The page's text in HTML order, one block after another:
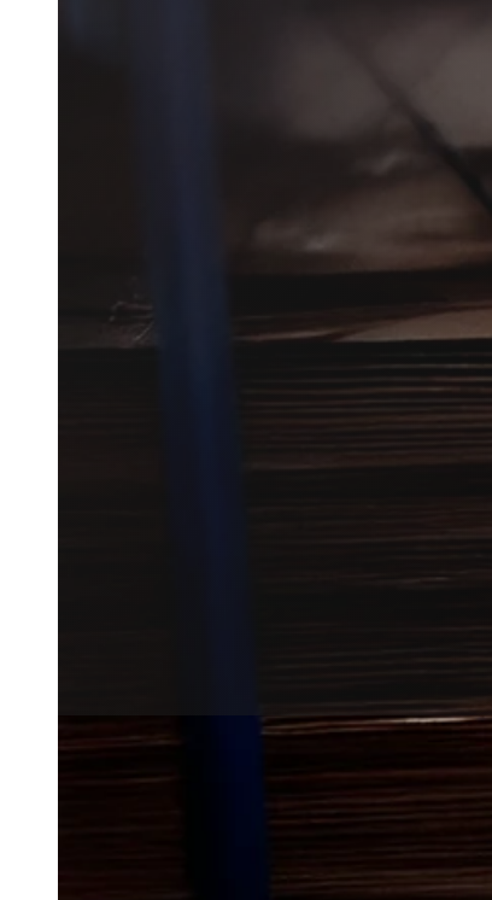
Rønde
Mølbekæmpelse i Rønde
hjemmet eller i
Vi forbinder dig med
i nærområdet.